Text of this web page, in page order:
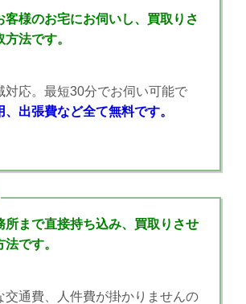
客様のお宅にお伺いし、買取りさ
法です。
対応。最短30分でお伺い可能で
、出張費など全て無料です。
所まで直接持ち込み、買取りさせ
です。
交通費、人件費が掛かりませんの